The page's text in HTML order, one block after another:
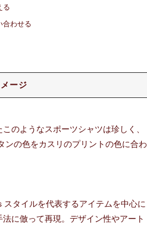
る
合わせる
ージ
のようなスポーツシャツは珍しく、
ンの色をカスリのプリントの色に合わ
タイルを代表するアイテムを中心に
に倣って再現。デザイン性やアート